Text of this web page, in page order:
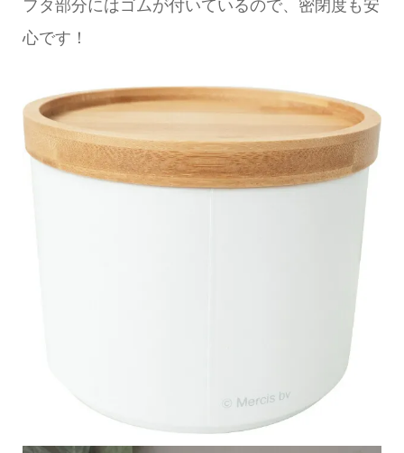
フタ部分にはゴムが付いているので、密閉度も安
心です！